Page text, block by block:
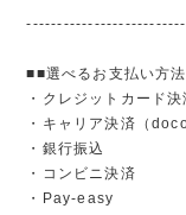
■■選べるお支払い方
・クレジットカード
・キャリア決済（
・銀行振込
・コンビニ決済
・Pay-easy